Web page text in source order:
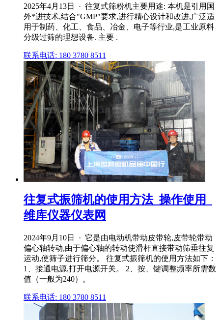
2025年4月13日 · 往复式筛粉机主要用途: 本机是引用国
外*进技术,结合"GMP"要求,进行精心设计和改进,广泛适
用于制药、化工、食品、冶金、电子等行业,是工业原料
分级过筛的理想设备. 主要 .
联系电话: 180 3780 8511
往复式振筛机的使用方法_操作使用_
维库仪器仪表网
2024年9月10日 · 它是由电动机带动皮带轮,皮带轮带动
偏心轴转动,由于偏心轴的转动使滑杆直接带动筛垂往复
运动,使筛子进行筛分。 往复式振筛机的使用方法如下：
1、接通电源,打开电源开关。 2、按、键调整频率所需数
值（一般为240）。
联系电话: 180 3780 8511